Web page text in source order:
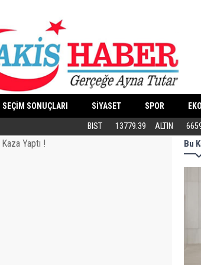
SEÇİM SONUÇLARI SİYASET SPOR
Butik İşletmeler E-Ticarete Başlarken
BIST 13779.39 ALTIN
Bu